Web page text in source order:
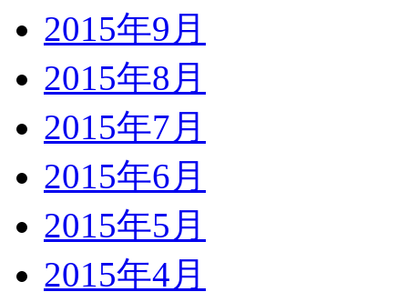
2015年9月
2015年8月
2015年7月
2015年6月
2015年5月
2015年4月